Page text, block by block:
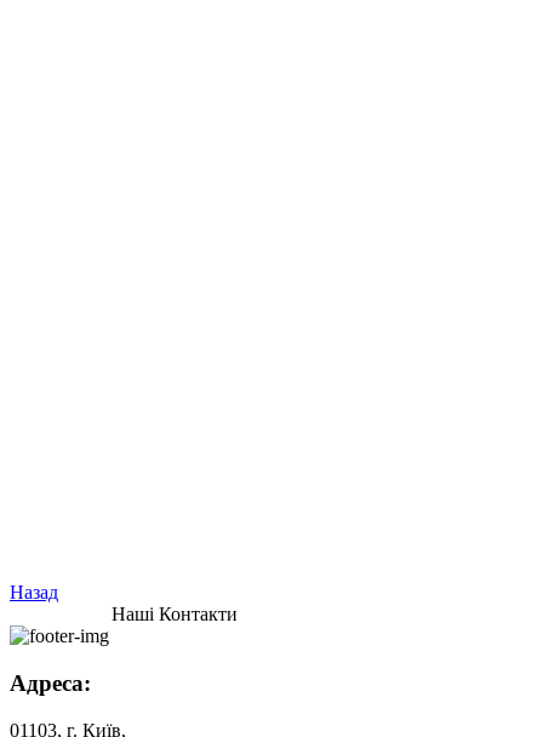
Назад
Наші Контакти
Адреса:
01103, г. Київ,